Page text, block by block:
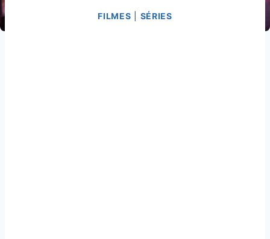
FILMES SÉRIES